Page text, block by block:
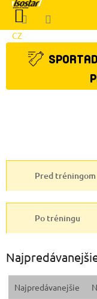
Prejsť
obsah
CZ
Klient
NÁKUPNÝ
KOŠÍK
Pred tréningom
Po tréningu
RNajpredávanejšie